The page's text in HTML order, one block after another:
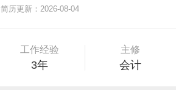
简历更新：2026-08-04
工作经验
3年
主修
会计